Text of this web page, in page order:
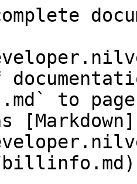
to
[Markdown]